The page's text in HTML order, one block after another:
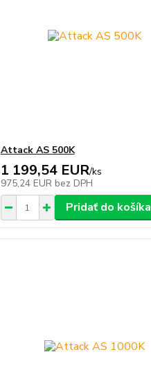
Attack AS 500K
1 199,54 EUR/ks
975,24 EUR bez DPH
Pridať do košíka